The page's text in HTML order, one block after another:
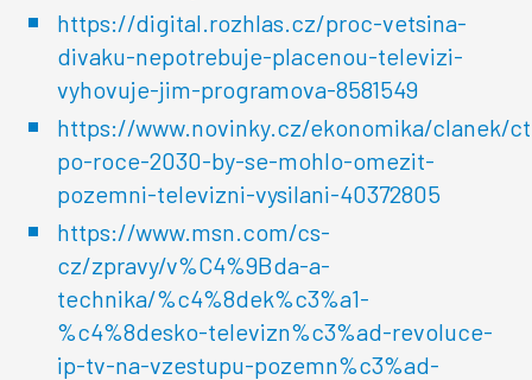
https://digital.rozhlas.cz/proc-vetsina-
divaku-nepotrebuje-placenou-televizi-
vyhovuje-jim-programova-8581549
https://www.novinky.cz/ekonomika/clanek/
po-roce-2030-by-se-mohlo-omezit-
pozemni-televizni-vysilani-40372805
https://www.msn.com/cs-
cz/zpravy/v%C4%9Bda-a-
technika/%c4%8dek%c3%a1-
%c4%8desko-televizn%c3%ad-revoluce-
ip-tv-na-vzestupu-pozemn%c3%ad-